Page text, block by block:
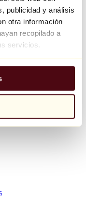
publicidad y análisis
otra información
recopilado a
servicios.